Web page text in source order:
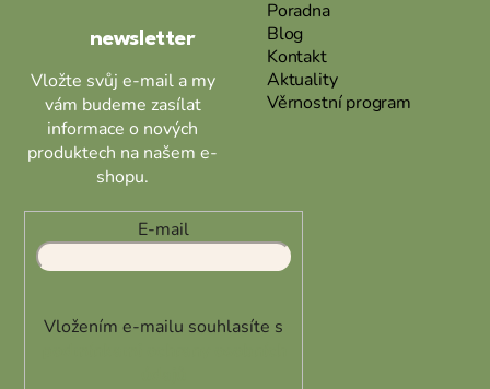
newsletter
Vložte svůj e-mail a my
vám budeme zasílat
informace o nových
produktech na našem e-
shopu.
E-mail
Vložením e-mailu souhlasíte s
Poradna
Blog
Kontakt
Aktuality
Věrnostní program